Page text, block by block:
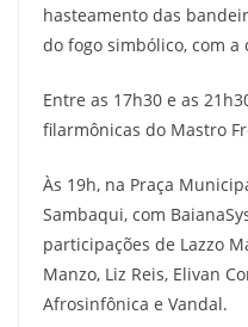
hasteamento das
do fogo simbólico, com
Entre as 17h30 e as
filarmônicas do Mastro
Às 19h, na Praça
Sambaqui, com
participações de Lazzo
Manzo, Liz Reis, Elivan
Afrosinfônica e Vandal.